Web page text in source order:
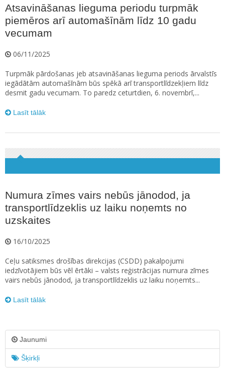
Atsavināšanas lieguma periodu turpmāk
piemēros arī automašīnām līdz 10 gadu
vecumam
06/11/2025
Turpmāk pārdošanas jeb atsavināšanas lieguma periods ārvalstīs
iegādātām automašīnām būs spēkā arī transportlīdzekļiem līdz
desmit gadu vecumam. To paredz ceturtdien, 6. novembrī,...
Lasīt tālāk
Numura zīmes vairs nebūs jānodod, ja
transportlīdzeklis uz laiku noņemts no
uzskaites
16/10/2025
Ceļu satiksmes drošības direkcijas (CSDD) pakalpojumi
iedzīvotājiem būs vēl ērtāki – valsts reģistrācijas numura zīmes
vairs nebūs jānodod, ja transportlīdzeklis uz laiku noņemts...
Lasīt tālāk
Jaunumi
Šķirkļi